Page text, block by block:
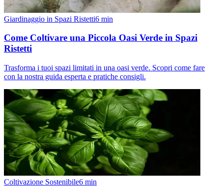
Giardinaggio in Spazi Ristetti6 min
Come Coltivare una Piccola Oasi Verde in Spazi
Ristetti
Trasforma i tuoi spazi limitati in una oasi verde. Scopri come fare
con la nostra guida esperta e pratiche consigli.
Coltivazione Sostenibile6 min